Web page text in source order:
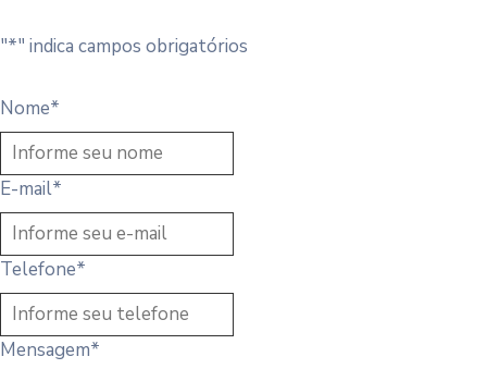
"*" indica campos obrigatórios
Nome*
E-mail*
Telefone*
Mensagem*